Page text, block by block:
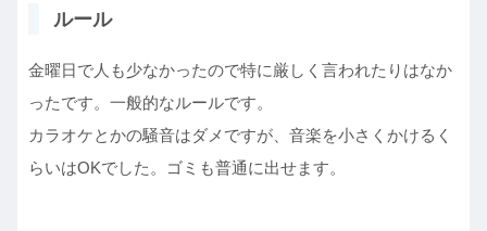
ルール
金曜日で人も少なかったので特に厳しく言われたりはなか
ったです。一般的なルールです。
カラオケとかの騒音はダメですが、音楽を小さくかけるく
らいはOKでした。ゴミも普通に出せます。